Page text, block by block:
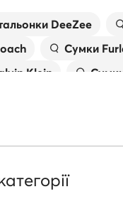
Назва
SPÓŁKA Z
DeeZee
Сумки
Klein